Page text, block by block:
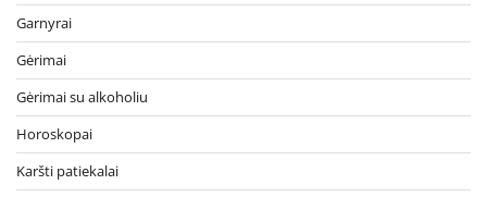
Garnyrai
Gėrimai
Gėrimai su alkoholiu
Horoskopai
Karšti patiekalai